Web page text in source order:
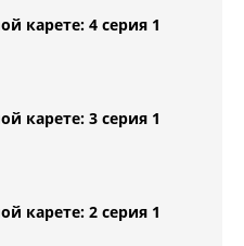
карете: 4 серия 1
карете: 3 серия 1
карете: 2 серия 1